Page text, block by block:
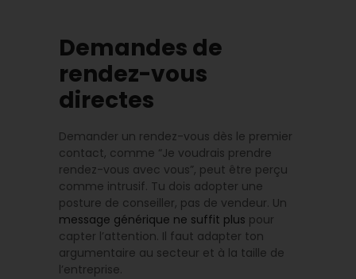
Demandes de
rendez-vous
directes
Demander un rendez-vous dès le premier
contact, comme “Je voudrais prendre
rendez-vous avec vous”, peut être perçu
comme intrusif. Tu dois adopter une
posture de conseiller, pas de vendeur. Un
message générique ne suffit plus pour
capter l’attention. Il faut adapter ton
argumentaire au secteur et à la taille de
l’entreprise.